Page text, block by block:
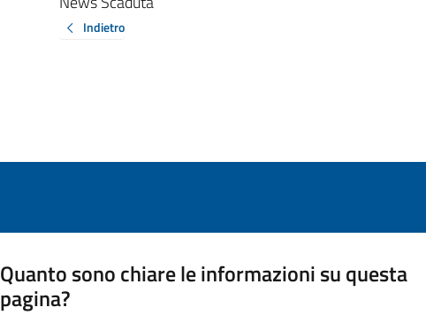
Indietro
Quanto sono chiare le informazioni su questa
pagina?